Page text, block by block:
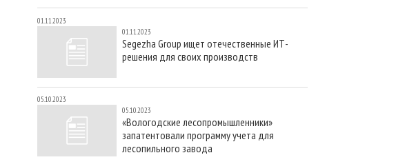
01.11.2023
01.11.2023
Segezha Group ищет отечественные ИТ-
решения для своих производств
05.10.2023
05.10.2023
«Вологодские лесопромышленники»
запатентовали программу учета для
лесопильного завода